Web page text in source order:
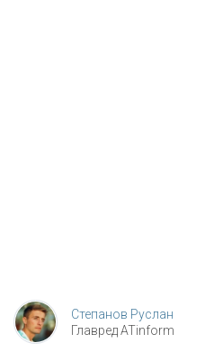
Степанов Руслан
Главред ATinform